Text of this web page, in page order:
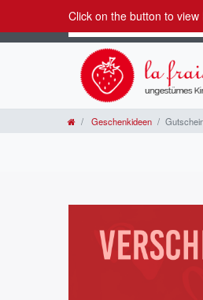
Geschenkideen
Click on the button to